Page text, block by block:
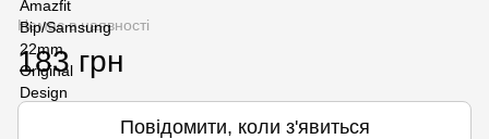
Немає в наявності
183 грн
Повідомити, коли з'явиться